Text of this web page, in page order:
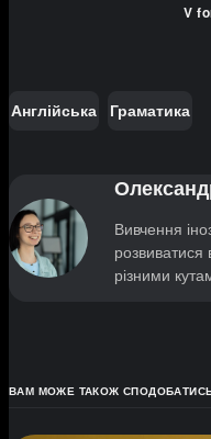
V
Англійська Граматика
Вивчення
розвиватися
різними
ВАМ МОЖЕ ТАКОЖ